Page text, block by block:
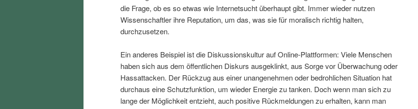
p
r
i
n
g
t
s
p
r
i
die Frage, ob es so etwas wie Internetsucht überhaupt gibt. Immer wieder nutzen
Wissenschaftler ihre Reputation, um das, was sie für moralisch richtig halten,
durchzusetzen.
Ein anderes Beispiel ist die Diskussionskultur auf Online-Plattformen: Viele Menschen
haben sich aus dem öffentlichen Diskurs ausgeklinkt, aus Sorge vor Überwachung oder
Hassattacken. Der Rückzug aus einer unangenehmen oder bedrohlichen Situation hat
durchaus eine Schutzfunktion, um wieder Energie zu tanken. Doch wenn man sich zu
lange der Möglichkeit entzieht, auch positive Rückmeldungen zu erhalten, kann man